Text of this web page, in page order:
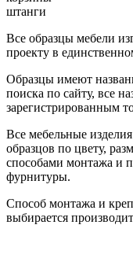
штанги
Все образцы мебели
проекту в
Образцы имеют
поиска по сайту, все
зарегистрированным
Все мебельные
образцов по цвету,
способами монтажа и
фурнитуры.
Способ монтажа и
выбирается